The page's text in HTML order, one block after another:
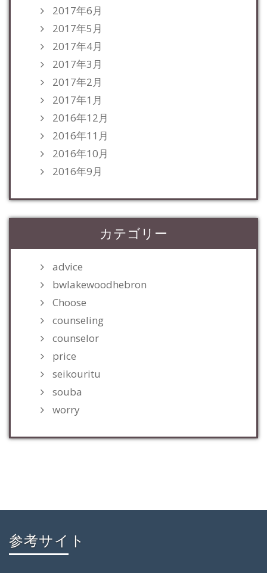
2017年6月
2017年5月
2017年4月
2017年3月
2017年2月
2017年1月
2016年12月
2016年11月
2016年10月
2016年9月
カテゴリー
advice
bwlakewoodhebron
Choose
counseling
counselor
price
seikouritu
souba
worry
参考サイト